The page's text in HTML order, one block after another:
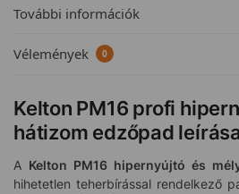
További információk
Vélemények 0
Kelton PM16 profi
hátizom edzőpad
A Kelton PM16 hipernyújtó és
hihetetlen teherbírással rendelkező